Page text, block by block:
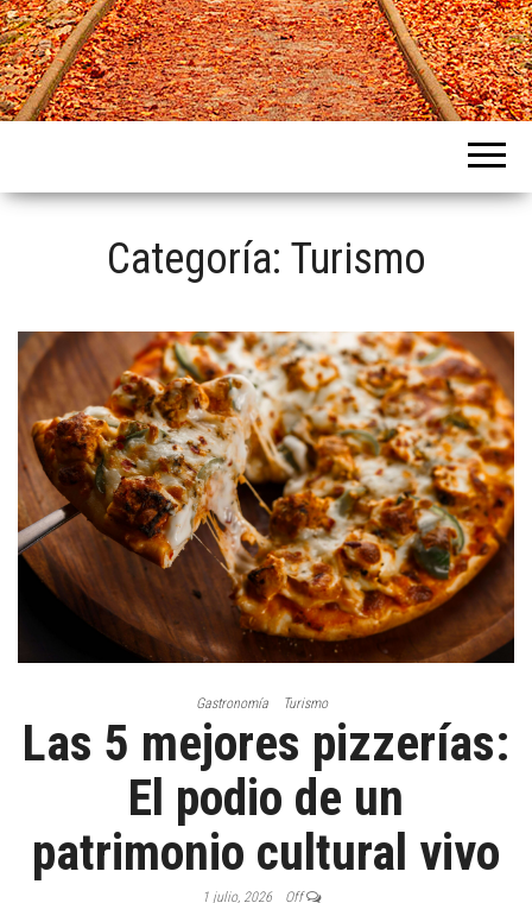
Intercountries
Categoría: Turismo
Gastronomía Turismo
Las 5 mejores pizzerías:
El podio de un
patrimonio cultural vivo
1 julio, 2026 Off